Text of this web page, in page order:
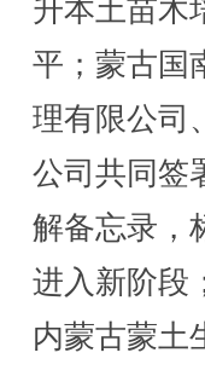
升本土苗木
平；蒙古国
理有限公司
公司共同签
解备忘录，
进入新阶段
内蒙古蒙土